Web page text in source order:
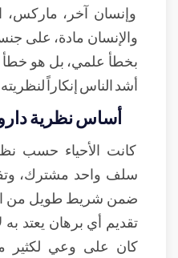
وإنسان آخر، ماركس،
والإنسان مادة، على
بخطأ علمي، بل هو
أشد الناس إنكاراً
أساس نظرية
كانت الأحياء حسب
سلف واحد مشترك،
ضمن شريط طويل من
تقديم أي برهان يعتد به
كان على وعي لكثير